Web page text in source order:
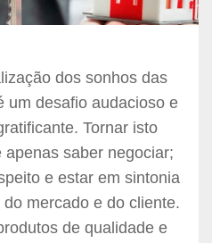
dos sonhos das
um desafio audacioso e
Tornar isto
saber negociar;
e estar em sintonia
mercado e do cliente.
de qualidade e